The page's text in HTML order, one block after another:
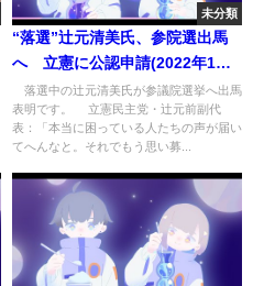
未分類
“落選”辻元清美氏、参院選出馬
へ 立憲に公認申請(2022年1月
31日)
落選中の辻元清美氏が参議院選挙へ出馬
表明です。 立憲民主党・辻元前副代
表：「本当に困っている人たちの声が届い
てへんなと。それでもう思い募...